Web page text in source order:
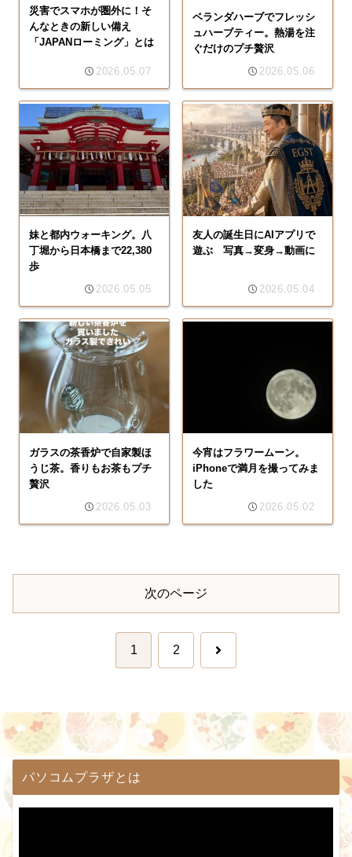
災害でスマホが圏外に！そ
んなときの新しい備え
「JAPANローミング」とは
2026.05.07
ベランダハーブでフレッシ
ュハーブティー。熱湯を注
ぐだけのプチ贅沢
2026.05.06
妹と都内ウォーキング。八
丁堀から日本橋まで22,380
歩
2026.05.05
友人の誕生日にAIアプリで
遊ぶ 写真→変身→動画に
2026.05.04
ガラスの茶香炉で自家製ほ
うじ茶。香りもお茶もプチ
贅沢
2026.05.03
今宵はフラワームーン。
iPhoneで満月を撮ってみま
した
2026.05.02
次のページ
1 2 次
パソコムプラザとは